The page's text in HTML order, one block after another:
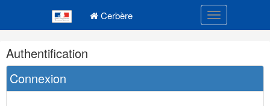
Cerbère Toggle
Navigation
et
outils
annexes
Authentification
Connexion